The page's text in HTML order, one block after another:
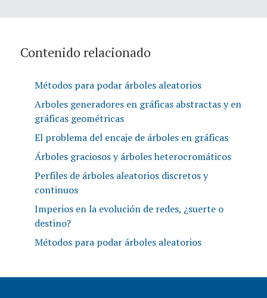
Contenido relacionado
Métodos para podar árboles aleatorios
Arboles generadores en gráficas abstractas y en
gráficas geométricas
El problema del encaje de árboles en gráficas
Árboles graciosos y árboles heterocromáticos
Perfiles de árboles aleatorios discretos y
continuos
Imperios en la evolución de redes, ¿suerte o
destino?
Métodos para podar árboles aleatorios